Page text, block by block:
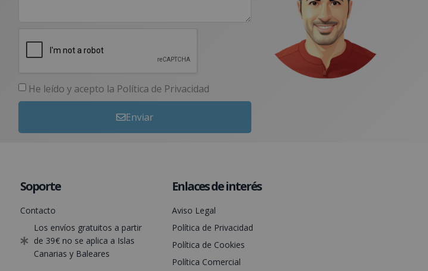
He leído y acepto la Política de Privacidad
Enviar
Soporte
Contacto
Los envíos gratuitos a partir
de 39€ no se aplica a Islas
Canarias y Baleares
Enlaces de interés
Aviso Legal
Política de Privacidad
Política de Cookies
Política Comercial